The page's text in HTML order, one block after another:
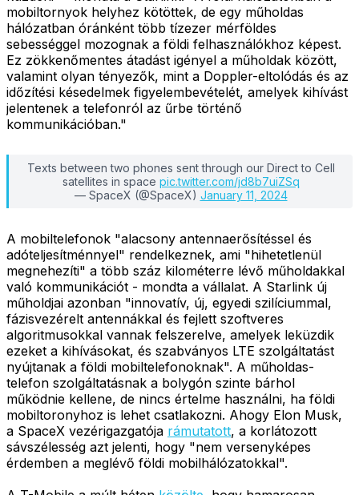
mobiltornyok helyhez kötöttek, de egy műholdas
hálózatban óránként több tízezer mérföldes
sebességgel mozognak a földi felhasználókhoz képest.
Ez zökkenőmentes átadást igényel a műholdak között,
valamint olyan tényezők, mint a Doppler-eltolódás és az
időzítési késedelmek figyelembevételét, amelyek kihívást
jelentenek a telefonról az űrbe történő
kommunikációban."
Texts between two phones sent through our Direct to Cell
satellites in space pic.twitter.com/jd8b7uiZSq
— SpaceX (@SpaceX) January 11, 2024
A mobiltelefonok "alacsony antennaerősítéssel és
adóteljesítménnyel" rendelkeznek, ami "hihetetlenül
megnehezíti" a több száz kilométerre lévő műholdakkal
való kommunikációt - mondta a vállalat. A Starlink új
műholdjai azonban "innovatív, új, egyedi szilíciummal,
fázisvezérelt antennákkal és fejlett szoftveres
algoritmusokkal vannak felszerelve, amelyek leküzdik
ezeket a kihívásokat, és szabványos LTE szolgáltatást
nyújtanak a földi mobiltelefonoknak". A műholdas-
telefon szolgáltatásnak a bolygón szinte bárhol
működnie kellene, de nincs értelme használni, ha földi
mobiltoronyhoz is lehet csatlakozni. Ahogy Elon Musk,
a SpaceX vezérigazgatója rámutatott, a korlátozott
sávszélesség azt jelenti, hogy "nem versenyképes
érdemben a meglévő földi mobilhálózatokkal".